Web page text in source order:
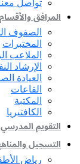
تواصل معنا
المرافق والأقسام
الصفوف
المختبرات
الملاعب
الإرشاد
العيادة
القاعات
المكتبة
الكافتيريا
التقويم المدرسي
التسجيل
رياض